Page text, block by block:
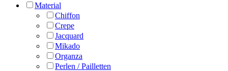
Material
Chiffon
Crepe
Jacquard
Mikado
Organza
Perlen / Pailletten